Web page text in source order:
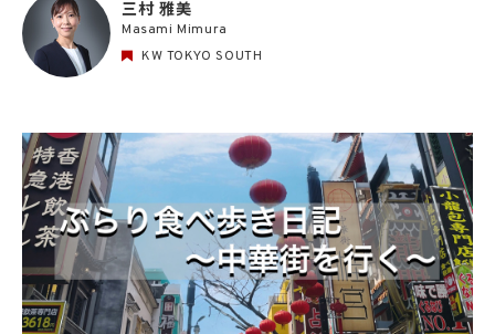
三村 雅美
Masami Mimura
KW TOKYO SOUTH